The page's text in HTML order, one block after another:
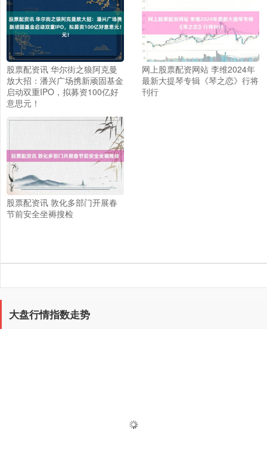
股票配资讯 华尔街之狼阿克曼
放大招：潘兴广场携新顽固基金
启动双重IPO，拟募资100亿好
意思元！
网上股票配资网站 李维2024年
最新大提琴专辑《琴之恋》行将
刊行
股票配资讯 敦化多部门开展春
节前安全坐褥搜检
大盘行情指数走势